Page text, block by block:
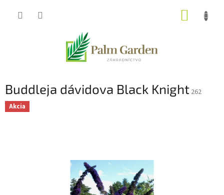
Buddleja dávidova Black Knight 262
Akcia